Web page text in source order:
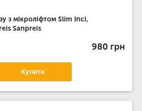
з мікроліфтом Slim Inci,
Sanpreis
980 грн
Купити